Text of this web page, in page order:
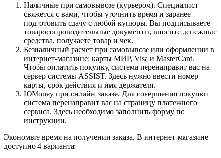
Наличные при самовывозе (курьером). Специалист
свяжется с вами, чтобы уточнить время и заранее
подготовить сдачу с любой купюры. Вы подписываете
товаросопроводительные документы, вносите денежные
средства, получаете товар и чек.
Безналичный расчет при самовывозе или оформлении в
интернет-магазине: карты МИР, Visa и MasterCard.
Чтобы оплатить покупку, система перенаправит вас на
сервер системы ASSIST. Здесь нужно ввести номер
карты, срок действия и имя держателя.
ЮMoney при онлайн-заказе. Для совершения покупки
система перенаправит вас на страницу платежного
сервиса. Здесь необходимо заполнить форму по
инструкции.
Экономьте время на получении заказа. В интернет-магазине
доступно 4 варианта: